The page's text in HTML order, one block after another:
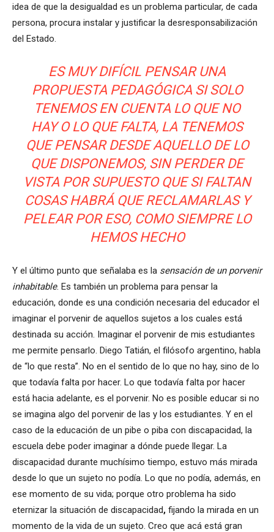
idea de que la desigualdad es un problema particular, de cada
persona, procura instalar y justificar la desresponsabilización
del Estado.
ES MUY DIFÍCIL PENSAR UNA
PROPUESTA PEDAGÓGICA SI SOLO
TENEMOS EN CUENTA LO QUE NO
HAY O LO QUE FALTA, LA TENEMOS
QUE PENSAR DESDE AQUELLO DE LO
QUE DISPONEMOS, SIN PERDER DE
VISTA POR SUPUESTO QUE SI FALTAN
COSAS HABRÁ QUE RECLAMARLAS Y
PELEAR POR ESO, COMO SIEMPRE LO
HEMOS HECHO
Y el último punto que señalaba es la sensación de un porvenir
inhabitable. Es también un problema para pensar la
educación, donde es una condición necesaria del educador el
imaginar el porvenir de aquellos sujetos a los cuales está
destinada su acción. Imaginar el porvenir de mis estudiantes
me permite pensarlo. Diego Tatián, el filósofo argentino, habla
de “lo que resta”. No en el sentido de lo que no hay, sino de lo
que todavía falta por hacer. Lo que todavía falta por hacer
está hacia adelante, es el porvenir. No es posible educar si no
se imagina algo del porvenir de las y los estudiantes. Y en el
caso de la educación de un pibe o piba con discapacidad, la
escuela debe poder imaginar a dónde puede llegar. La
discapacidad durante muchísimo tiempo, estuvo más mirada
desde lo que un sujeto no podía. Lo que no podía, además, en
ese momento de su vida; porque otro problema ha sido
eternizar la situación de discapacidad, fijando la mirada en un
momento de la vida de un sujeto. Creo que acá está gran